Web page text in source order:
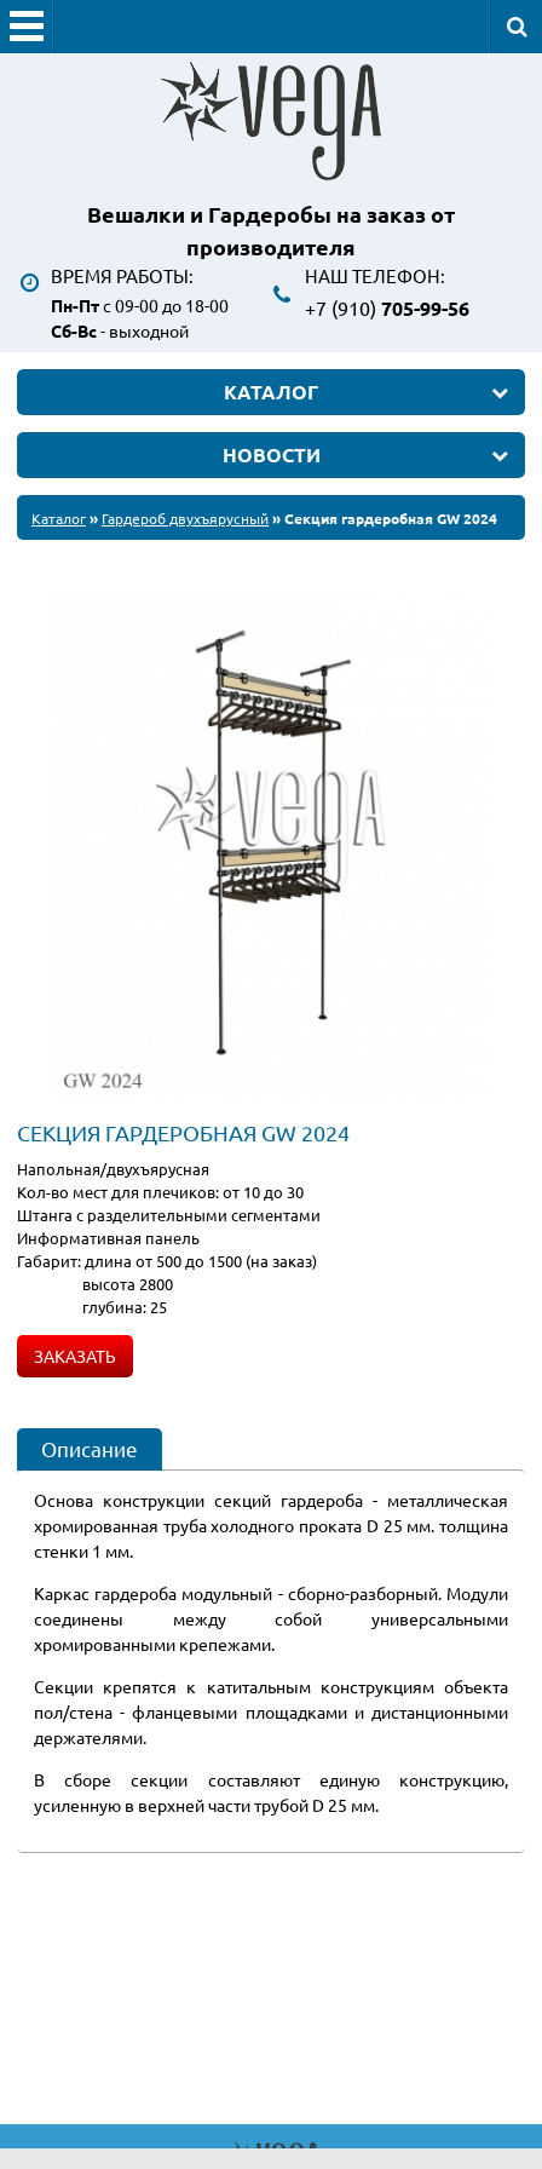
Вешалки и Гардеробы на заказ от
производителя
ВРЕМЯ РАБОТЫ:
Пн-Птс 09-00 до 18-00
Сб-Вс- выходной
НАШ ТЕЛЕФОН:
+7 (910) 705-99-56
КАТАЛОГ
НОВОСТИ
Каталог» Гардероб двухъярусный» Секция гардеробная GW 2024
СЕКЦИЯ ГАРДЕРОБНАЯ GW 2024
Напольная/двухъярусная
Кол-во мест для плечиков: от 10 до 30
Штанга с разделительными сегментами
Информативная панель
Габарит: длина от 500 до 1500 (на заказ)
высота 2800
глубина: 25
ЗАКАЗАТЬ
Описание
Основа конструкции секций гардероба - металлическая
хромированная труба холодного проката D 25 мм. толщина
стенки 1 мм.
Каркас гардероба модульный - сборно-разборный. Модули
соединены между собой универсальными
хромированными крепежами.
Секции крепятся к катитальным конструкциям объекта
пол/стена - фланцевыми площадками и дистанционными
держателями.
В сборе секции составляют единую конструкцию,
усиленную в верхней части трубой D 25 мм.